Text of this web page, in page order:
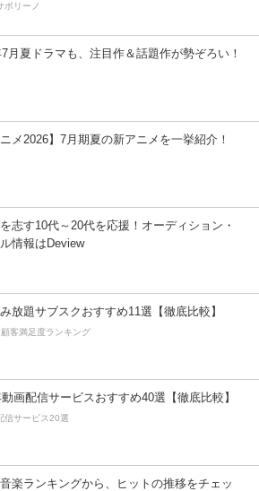
ボリーノ
月夏ドラマも、注目作＆話題作が勢ぞろい！
ニメ2026】7月期夏の新アニメを一挙紹介！
志す10代～20代を応援！オーディション・
情報はDeview
放題サブスクおすすめ11選【徹底比較】
客満足度ランキング
画配信サービスおすすめ40選【徹底比較】
信サービス20選
楽ランキングから、ヒットの推移をチェッ